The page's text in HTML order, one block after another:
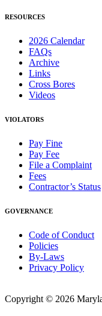
RESOURCES
2026 Calendar
FAQs
Archive
Links
Cross Bores
Videos
VIOLATORS
Pay Fine
Pay Fee
File a Complaint
Fees
Contractor’s Status
GOVERNANCE
Code of Conduct
Policies
By-Laws
Privacy Policy
Copyright © 2026